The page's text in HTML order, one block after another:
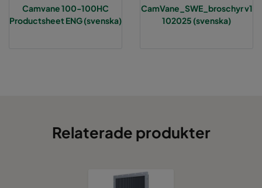
Camvane 100-100HC
Productsheet ENG (svenska)
CamVane_SWE_broschyr v1
102025 (svenska)
Relaterade produkter